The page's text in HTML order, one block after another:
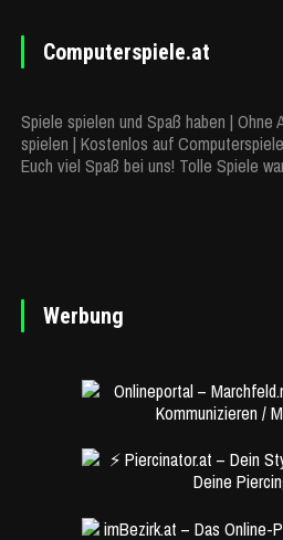
Computerspiele.at
Spiele spielen und Spaß haben | Ohne
spielen | Kostenlos auf
Euch viel Spaß bei uns! Tolle Spiele
Werbung